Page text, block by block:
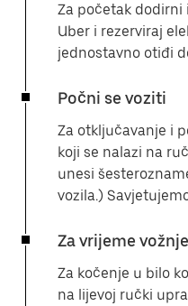
Za početak
Uber i rezerviraj
jednostavno otiđi
Počni se voziti
Za otključavanje i
koji se nalazi na
unesi
vozila.)
Za vrijeme vožnje
Za kočenje u bilo
na lijevoj ručki